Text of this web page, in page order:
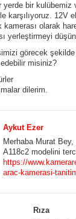
yerde bir
karşılıyoruz. 12V
kamerası olarak
yerleştirmeyi
görecek
misiniz?
dilerim.
Aykut Ezer
Merhaba Murat Bey,
A118c2 modelini
https://
arac-kamerasi-
Rıza